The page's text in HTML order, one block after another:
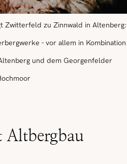
Zwitterfeld zu Zinnwald in Altenberg:
- vor allem in Kombination
und dem Georgenfelder
Altbergbau